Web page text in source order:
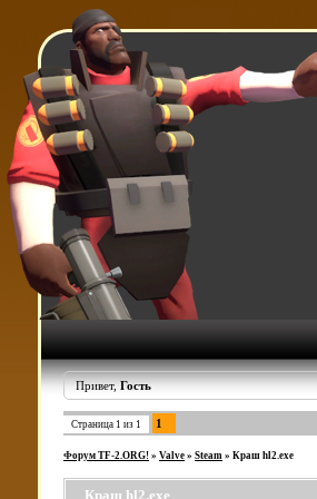
Привет,Гость
Страница 1 из 1 1
Форум TF-2.ORG! » Valve » Steam » Краш hl2.exe
Краш hl2.exe